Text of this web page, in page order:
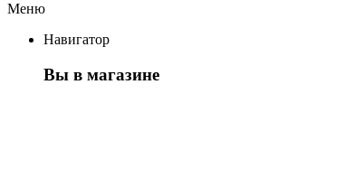
Меню
Навигатор
Вы в магазине